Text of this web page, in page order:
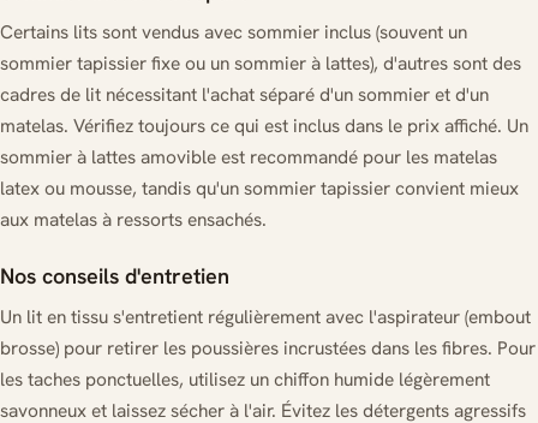
Certains lits sont vendus avec sommier inclus (souvent un
sommier tapissier fixe ou un sommier à lattes), d'autres sont des
cadres de lit nécessitant l'achat séparé d'un sommier et d'un
matelas. Vérifiez toujours ce qui est inclus dans le prix affiché. Un
sommier à lattes amovible est recommandé pour les matelas
latex ou mousse, tandis qu'un sommier tapissier convient mieux
aux matelas à ressorts ensachés.
Nos conseils d'entretien
Un lit en tissu s'entretient régulièrement avec l'aspirateur (embout
brosse) pour retirer les poussières incrustées dans les fibres. Pour
les taches ponctuelles, utilisez un chiffon humide légèrement
savonneux et laissez sécher à l'air. Évitez les détergents agressifs